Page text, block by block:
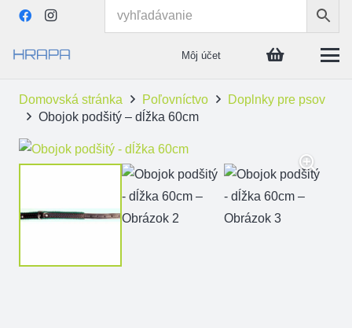
Môj účet
Domovská stránka Poľovníctvo
Doplnky pre psov
Obojok podšitý – dĺžka 60cm